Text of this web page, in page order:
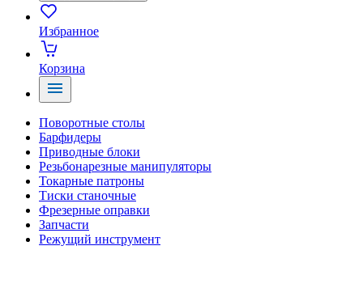
Избранное
Корзина
Поворотные столы
Барфидеры
Приводные блоки
Резьбонарезные манипуляторы
Токарные патроны
Тиски станочные
Фрезерные оправки
Запчасти
Режущий инструмент